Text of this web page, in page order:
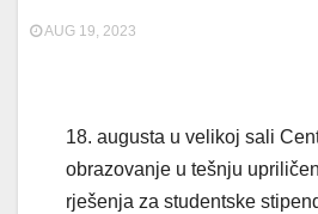
AUG 19, 2023
18. augusta u velikoj sali
obrazovanje u tešnju
rješenja za studentske